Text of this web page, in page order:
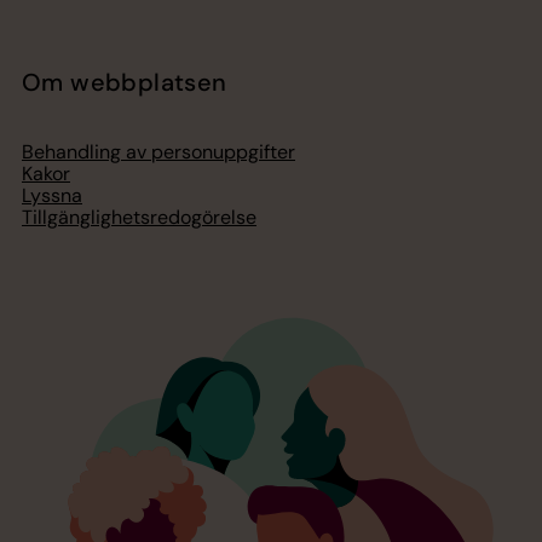
Om webbplatsen
Behandling av personuppgifter
Kakor
Lyssna
Tillgänglighetsredogörelse